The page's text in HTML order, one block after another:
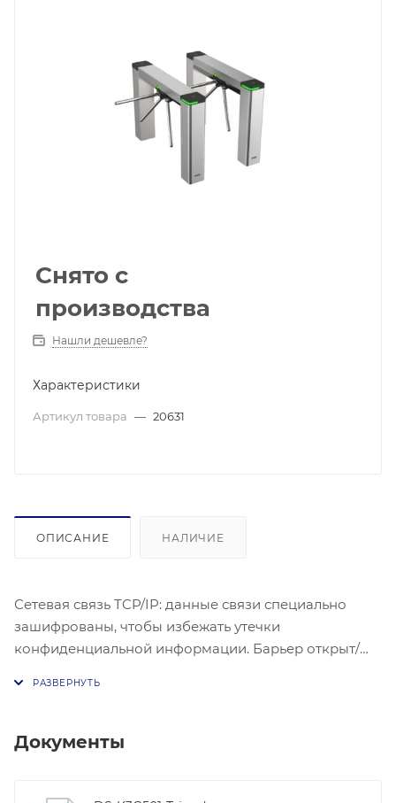
Снято с
производства
Нашли дешевле?
Характеристики
Артикул товара — 20631
ОПИСАНИЕ НАЛИЧИЕ
Сетевая связь TCP/IP: данные связи специально
зашифрованы, чтобы избежать утечки
конфиденциальной информации. Барьер открыт/
Индикация показывает вход/выход и статус
Документы